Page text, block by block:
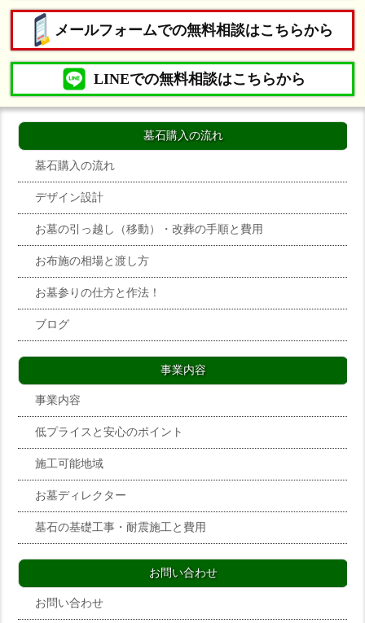
メールフォームでの無料相談はこちらから
LINEでの無料相談はこちらから
墓石購入の流れ
墓石購入の流れ
デザイン設計
お墓の引っ越し（移動）・改葬の手順と費用
お布施の相場と渡し方
お墓参りの仕方と作法！
ブログ
事業内容
事業内容
低プライスと安心のポイント
施工可能地域
お墓ディレクター
墓石の基礎工事・耐震施工と費用
お問い合わせ
お問い合わせ